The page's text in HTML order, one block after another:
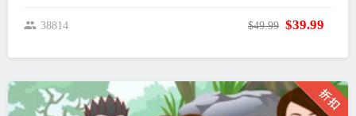
38814 $49.99 $39.99